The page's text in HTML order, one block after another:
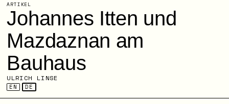
ARTIKEL
Johannes Itten und
Mazdaznan am
Bauhaus
ULRICH LINSE
EN DE